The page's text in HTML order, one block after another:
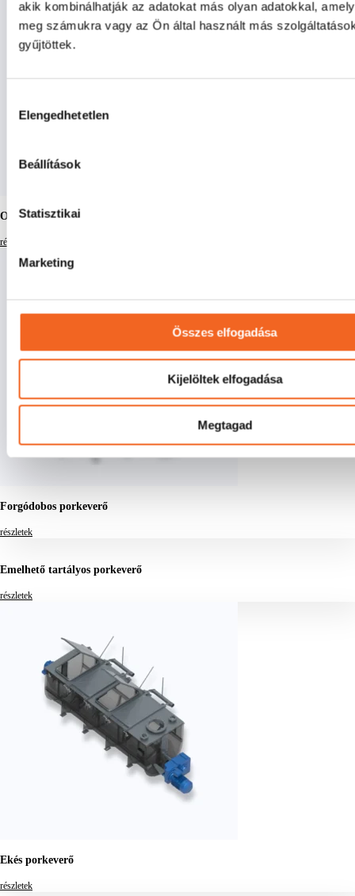
akik kombinálhatják az adatokat más olyan adatokkal,
meg számukra vagy az Ön által használt más
gyűjtöttek.
kiválasztása
Elengedhetetlen
Beállítások
Statisztikai
Marketing
Összes elfogadása
Kijelöltek elfogadása
Megtagad
Oldalkeverő
részletek
Forgódobos porkeverő
részletek
Emelhető tartályos porkeverő
részletek
Ekés porkeverő
részletek